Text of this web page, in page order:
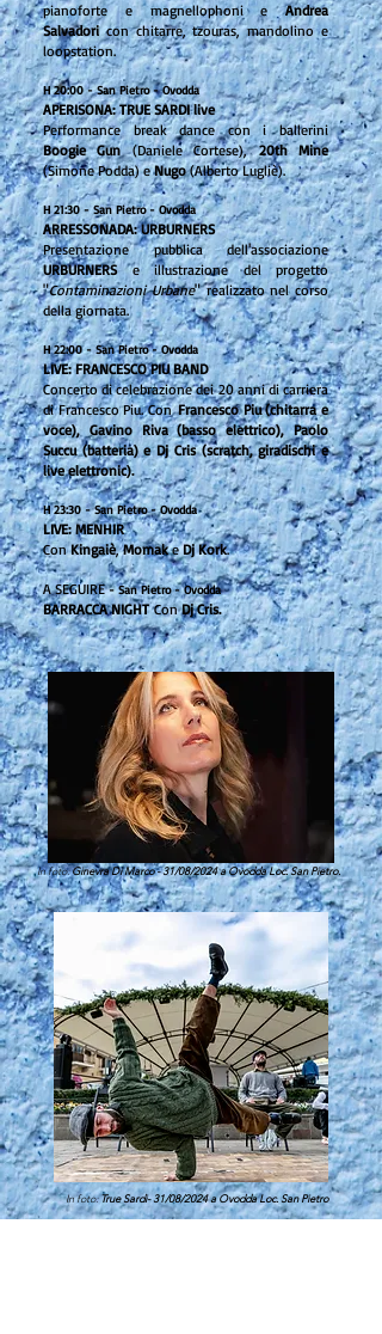
pianoforte e magnellophoni eAndrea
Salvadoricon chitarre, tzouras, mandolino e
loopstation.
H 20:00 - San Pietro - Ovodda
APERISONA: TRUE SARDI live
Performance break dance con i ballerini
Boogie Gun(Daniele Cortese),20th Mine
(Simone Podda) eNugo(Alberto Lugliè).
H 21:30 - San Pietro - Ovodda
ARRESSONADA: URBURNERS
Presentazione pubblica dell'associazione
URBURNERSe illustrazione del progetto
"Contaminazioni Urbane" realizzato nel corso
della giornata.
H 22:00 - San Pietro - Ovodda
LIVE: FRANCESCO PIU BAND
Concerto di celebrazione dei 20 anni di carriera
di Francesco Piu. ConFrancesco Piu (chitarra e
voce), Gavino Riva (basso elettrico), Paolo
Succu (batteria) e Dj Cris (scratch, giradischi e
live elettronic).
H 23:30 - San Pietro - Ovodda
LIVE: MENHIR
ConKingaiè,MomakeDj Kork.
A SEGUIRE- San Pietro - Ovodda
BARRACCA NIGHTConDj Cris.
In foto:Ginevra Di Marco - 31/08/2024 a Ovodda Loc. San Pietro.
In foto:True Sardi- 31/08/2024 a Ovodda Loc. San Pietro